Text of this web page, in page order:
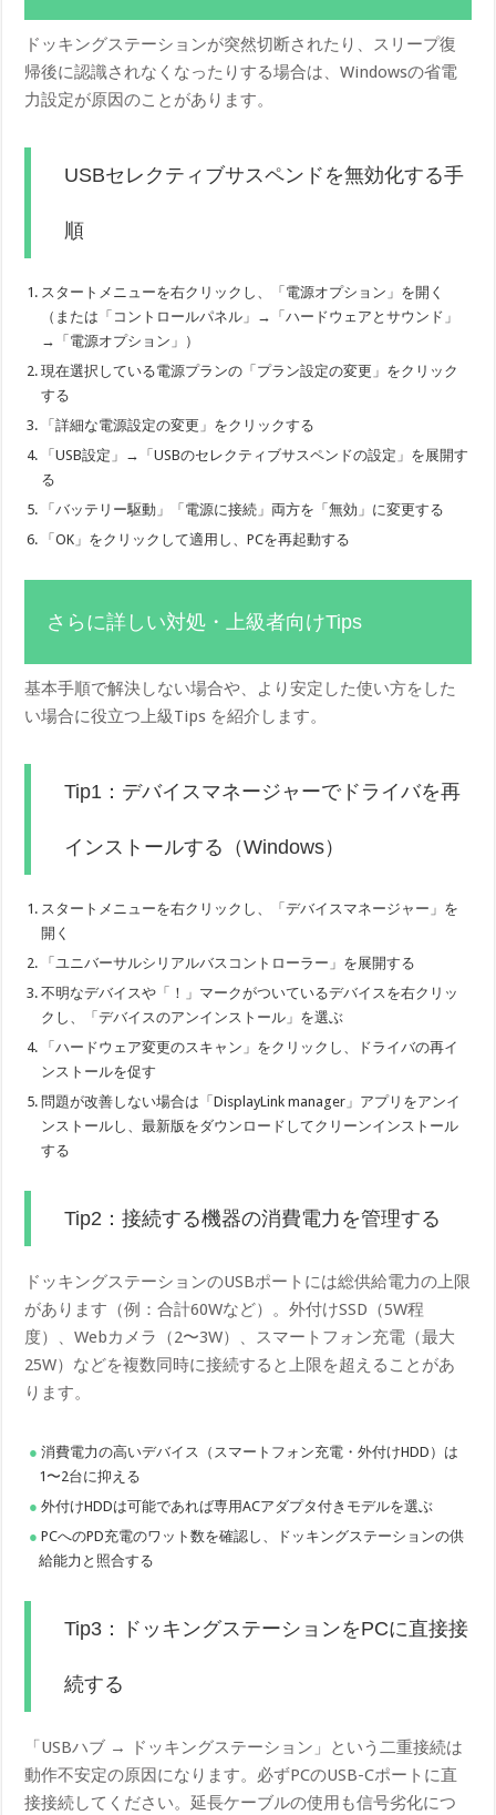
ドッキングステーションが突然切断されたり、スリープ復
帰後に認識されなくなったりする場合は、Windowsの省電
力設定が原因のことがあります。
USBセレクティブサスペンドを無効化する手
順
スタートメニューを右クリックし、「電源オプション」を開く
（または「コントロールパネル」→「ハードウェアとサウンド」
→「電源オプション」）
現在選択している電源プランの「プラン設定の変更」をクリック
する
「詳細な電源設定の変更」をクリックする
「USB設定」→「USBのセレクティブサスペンドの設定」を展開す
る
「バッテリー駆動」「電源に接続」両方を「無効」に変更する
「OK」をクリックして適用し、PCを再起動する
さらに詳しい対処・上級者向けTips
基本手順で解決しない場合や、より安定した使い方をした
い場合に役立つ上級Tips を紹介します。
Tip1：デバイスマネージャーでドライバを再
インストールする（Windows）
スタートメニューを右クリックし、「デバイスマネージャー」を
開く
「ユニバーサルシリアルバスコントローラー」を展開する
不明なデバイスや「！」マークがついているデバイスを右クリッ
クし、「デバイスのアンインストール」を選ぶ
「ハードウェア変更のスキャン」をクリックし、ドライバの再イ
ンストールを促す
問題が改善しない場合は「DisplayLink manager」アプリをアンイ
ンストールし、最新版をダウンロードしてクリーンインストール
する
Tip2：接続する機器の消費電力を管理する
ドッキングステーションのUSBポートには総供給電力の上限
があります（例：合計60Wなど）。外付けSSD（5W程
度）、Webカメラ（2〜3W）、スマートフォン充電（最大
25W）などを複数同時に接続すると上限を超えることがあ
ります。
消費電力の高いデバイス（スマートフォン充電・外付けHDD）は
1〜2台に抑える
外付けHDDは可能であれば専用ACアダプタ付きモデルを選ぶ
PCへのPD充電のワット数を確認し、ドッキングステーションの供
給能力と照合する
Tip3：ドッキングステーションをPCに直接接
続する
「USBハブ → ドッキングステーション」という二重接続は
動作不安定の原因になります。必ずPCのUSB-Cポートに直
接接続してください。延長ケーブルの使用も信号劣化につ